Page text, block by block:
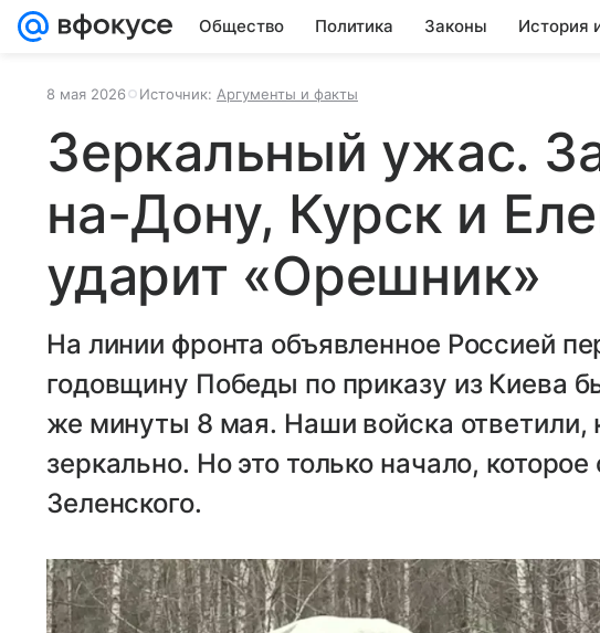
Общество Политика Законы История
8 мая 2026 Источник: Аргументы и факты
Зеркальный ужас.
на-Дону, Курск и
ударит «Орешник»
На линии фронта объявленное Россией
годовщину Победы по приказу из Киева
же минуты 8 мая. Наши войска ответили,
зеркально. Но это только начало,
Зеленского.